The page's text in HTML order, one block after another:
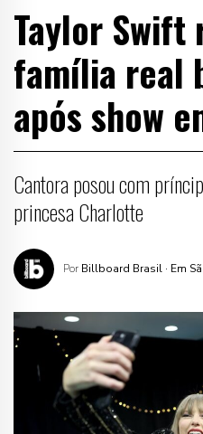
Taylor Swift
família real
após show
Cantora posou com
princesa Charlotte
Por Billboard Brasil · Em